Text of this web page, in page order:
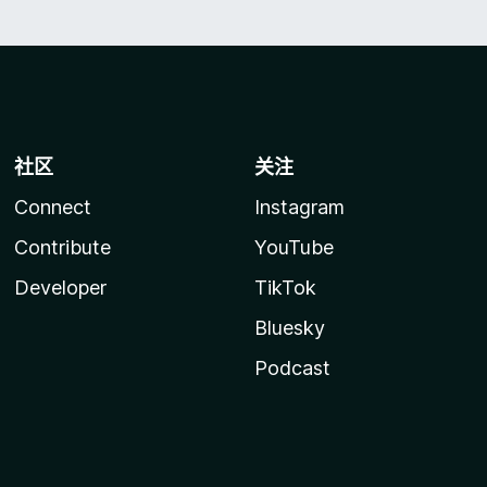
社区
Connect
Contribute
Developer
关注
Instagram
YouTube
TikTok
Bluesky
Podcast